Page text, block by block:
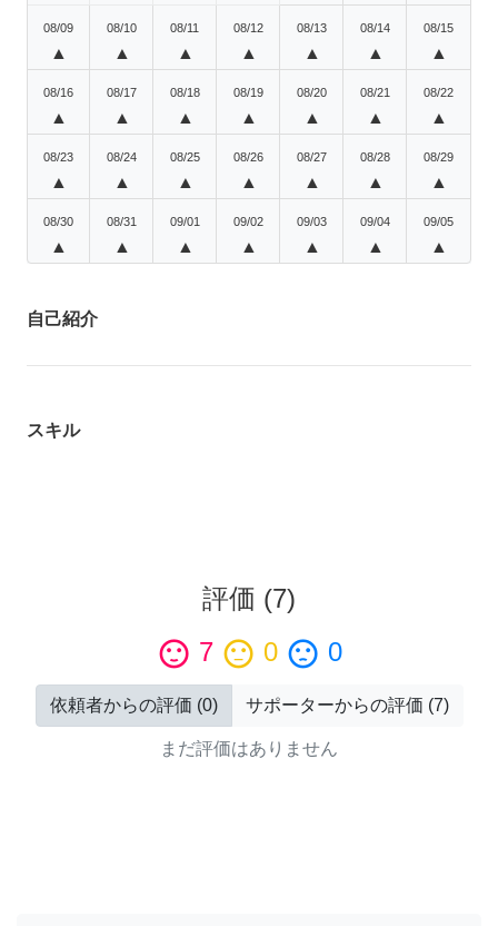
08/09
▲
08/10
▲
08/11
▲
08/12
▲
08/13
▲
08/14
▲
08/15
▲
08/16
▲
08/17
▲
08/18
▲
08/19
▲
08/20
▲
08/21
▲
08/22
▲
08/23
▲
08/24
▲
08/25
▲
08/26
▲
08/27
▲
08/28
▲
08/29
▲
08/30
▲
08/31
▲
09/01
▲
09/02
▲
09/03
▲
09/04
▲
09/05
▲
自己紹介
スキル
評価 (7)
sentiment_satisfied 7 sentiment_neutral 0 sentiment_dissatisfied 0
依頼者からの評価 (0) サポーターからの評価 (7)
まだ評価はありません